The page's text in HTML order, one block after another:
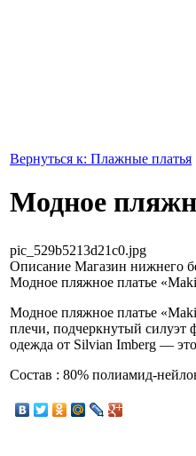
Вернуться к: Плажные платья
Модное
pic_529b5213d21c0.jpg
Описание Магазин нижнего
Модное пляжное платье
Модное пляжное платье
плечи, подчеркнутый силуэт
одежда от Silvian Imberg —
Состав : 80% полиамид-